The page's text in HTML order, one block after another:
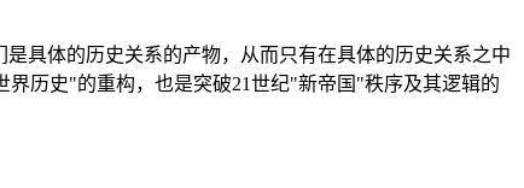
具体的历史关系的产物，从而只有在具体的历史关系之中
历史"的重构，也是突破21世纪"新帝国"秩序及其逻辑的